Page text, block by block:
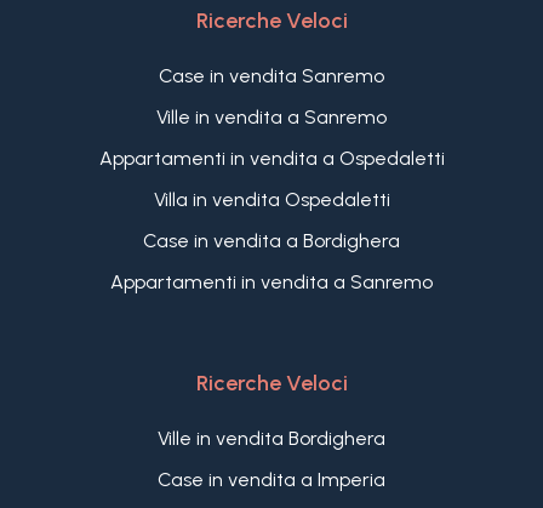
Ricerche Veloci
Case in vendita Sanremo
Ville in vendita a Sanremo
Appartamenti in vendita a Ospedaletti
Villa in vendita Ospedaletti
Case in vendita a Bordighera
Appartamenti in vendita a Sanremo
Ricerche Veloci
Ville in vendita Bordighera
Case in vendita a Imperia